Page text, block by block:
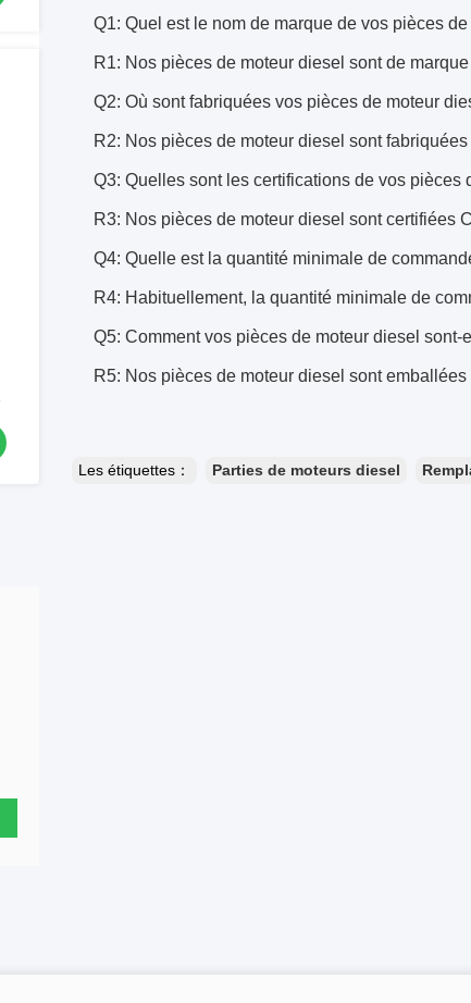
Q1: Quel est le nom de marque de vos pièces
R1: Nos pièces de moteur diesel sont de
Q2: Où sont fabriquées vos pièces de moteur
R2: Nos pièces de moteur diesel sont
Q3: Quelles sont les certifications de vos pièces
R3: Nos pièces de moteur diesel sont certifiées
Q4: Quelle est la quantité minimale de
R4: Habituellement, la quantité minimale de
Q5: Comment vos pièces de moteur diesel sont-
R5: Nos pièces de moteur diesel sont
Les étiquettes： Parties de moteurs diesel